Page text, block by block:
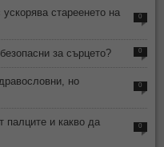
стареенето на
0
за сърцето? 0
но
0
палците и какво да
0